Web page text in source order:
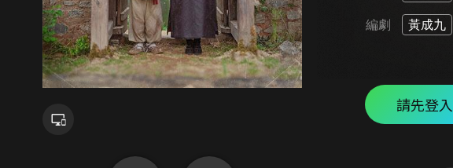
編劇 黃成九
請先登入